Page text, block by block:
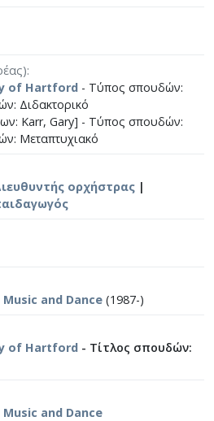
of Hartford - Τύπος σπουδών:
Διδακτορικό
Karr, Gary] - Τύπος σπουδών:
Μεταπτυχιακό
ορχήστρας |
and Dance (1987-)
of Hartford - Τίτλος σπουδών:
and Dance